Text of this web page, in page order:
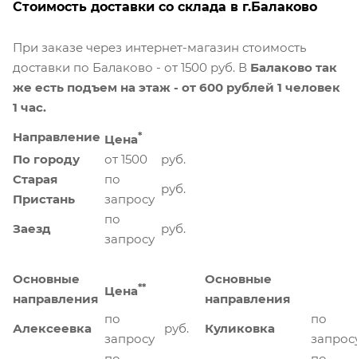
Стоимость доставки со склада в г.Балаково
При заказе через интернет-магазин стоимость
доставки по Балаково - от 1500 руб. В Балаково так
же есть подъем на этаж - от 600 рублей 1 человек
1 час.
Направление Цена*
По городу от 1500
руб.
Старая
Пристань
по
запросу
руб.
Заезд
по
запросу
руб.
Основные
направления
Цена**
Основные
направления
Алексеевка
по
запросу
руб. Куликовка
по